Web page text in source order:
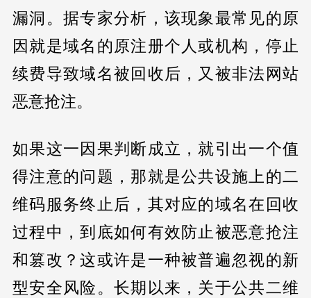
漏洞。据专家分析，该现象最常见的原
因就是域名的原注册个人或机构，停止
续费导致域名被回收后，又被非法网站
恶意抢注。
如果这一因果判断成立，就引出一个值
得注意的问题，那就是公共设施上的二
维码服务终止后，其对应的域名在回收
过程中，到底如何有效防止被恶意抢注
和篡改？这或许是一种被普遍忽视的新
型安全风险。长期以来，关于公共二维